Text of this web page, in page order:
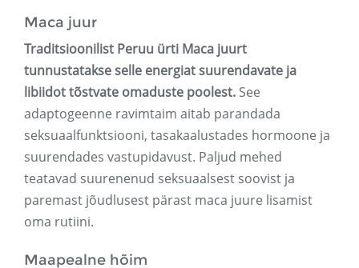
Maca juur
Traditsioonilist Peruu ürti Maca juurt
tunnustatakse selle energiat suurendavate ja
libiidot tõstvate omaduste poolest. See
adaptogeenne ravimtaim aitab parandada
seksuaalfunktsiooni, tasakaalustades hormoone ja
suurendades vastupidavust. Paljud mehed
teatavad suurenenud seksuaalsest soovist ja
paremast jõudlusest pärast maca juure lisamist
oma rutiini.
Maapealne hõim